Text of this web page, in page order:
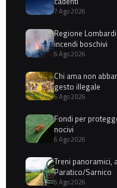
7 Ago 2026
Regione
incendi boschivi
6 Ago 2026
Chi ama non
gesto illegale
6 Ago 2026
Fondi per
nocivi
6 Ago 2026
Treni panoramici,
Paratico/Sarnico
6 Ago 2026